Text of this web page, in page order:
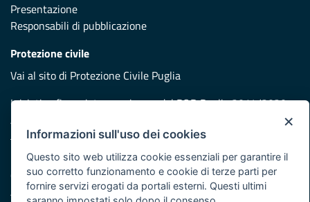
Presentazione
Responsabili di pubblicazione
Protezione civile
Vai al sito di Protezione Civile Puglia
Iniziativa finanziata con risorse del POR Puglia 2014/2020 -
Asse XI
Note legali
Cookie e privacy
Atti di notifica
×
Informazioni sull'uso dei cookies
Questo sito web utilizza cookie essenziali per garantire il
suo corretto funzionamento e cookie di terze parti per
fornire servizi erogati da portali esterni. Questi ultimi